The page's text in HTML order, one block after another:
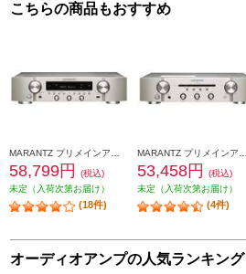
こちらの商品もおすすめ
58,799円
(税込)
未定（入荷次第お届け）
(18件)
53,458円
(税込)
未定（入荷次第お届け）
(4件)
オーディオアンプの人気ランキング